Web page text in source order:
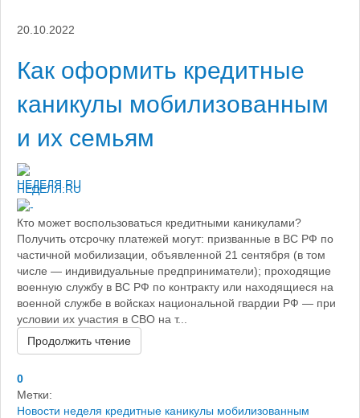
20.10.2022
Как оформить кредитные
каникулы мобилизованным
и их семьям
НЕДЕЛЯ.RU
Кто может воспользоваться кредитными каникулами?
Получить отсрочку платежей могут: призванные в ВС РФ по
частичной мобилизации, объявленной 21 сентября (в том
числе — индивидуальные предприниматели); проходящие
военную службу в ВС РФ по контракту или находящиеся на
военной службе в войсках национальной гвардии РФ — при
условии их участия в СВО на т...
Продолжить чтение
0
Метки:
Новости неделя кредитные каникулы мобилизованным